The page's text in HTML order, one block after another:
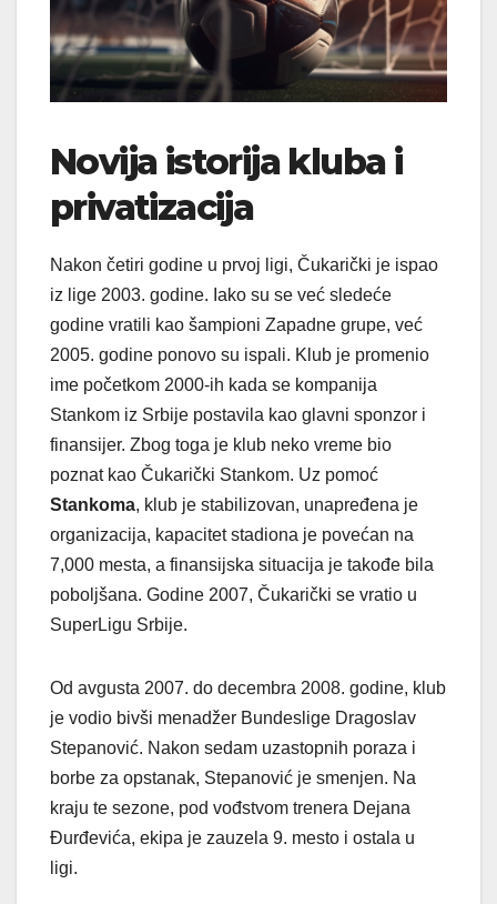
Novija istorija kluba i
privatizacija
Nakon četiri godine u prvoj ligi, Čukarički je ispao
iz lige 2003. godine. Iako su se već sledeće
godine vratili kao šampioni Zapadne grupe, već
2005. godine ponovo su ispali. Klub je promenio
ime početkom 2000-ih kada se kompanija
Stankom iz Srbije postavila kao glavni sponzor i
finansijer. Zbog toga je klub neko vreme bio
poznat kao Čukarički Stankom. Uz pomoć
Stankoma, klub je stabilizovan, unapređena je
organizacija, kapacitet stadiona je povećan na
7,000 mesta, a finansijska situacija je takođe bila
poboljšana. Godine 2007, Čukarički se vratio u
SuperLigu Srbije.
Od avgusta 2007. do decembra 2008. godine, klub
je vodio bivši menadžer Bundeslige Dragoslav
Stepanović. Nakon sedam uzastopnih poraza i
borbe za opstanak, Stepanović je smenjen. Na
kraju te sezone, pod vođstvom trenera Dejana
Đurđevića, ekipa je zauzela 9. mesto i ostala u
ligi.